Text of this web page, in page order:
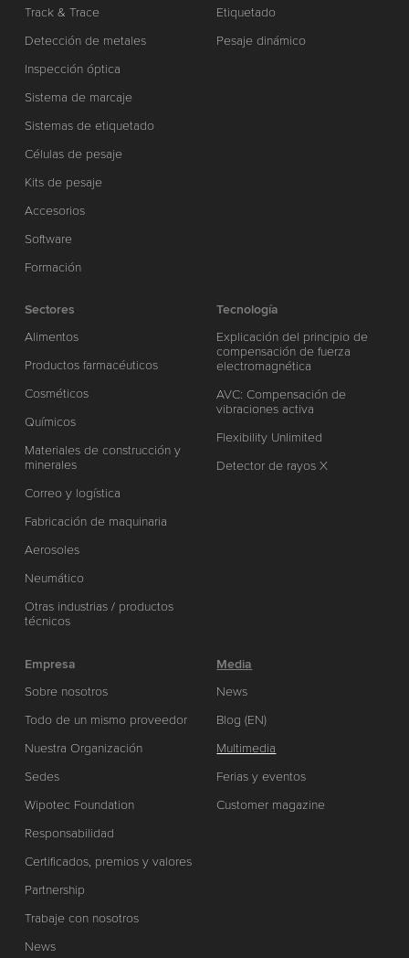
Track & Trace
Detección de metales
Inspección óptica
Sistema de marcaje
Sistemas de etiquetado
Células de pesaje
Kits de pesaje
Accesorios
Software
Formación
Etiquetado
Pesaje dinámico
Sectores
Alimentos
Productos farmacéuticos
Cosméticos
Químicos
Materiales de construcción y
minerales
Correo y logística
Fabricación de maquinaria
Aerosoles
Neumático
Otras industrias / productos
técnicos
Tecnología
Explicación del principio de
compensación de fuerza
electromagnética
AVC: Compensación de
vibraciones activa
Flexibility Unlimited
Detector de rayos X
Empresa
Sobre nosotros
Todo de un mismo proveedor
Nuestra Organización
Sedes
Wipotec Foundation
Responsabilidad
Certificados, premios y valores
Partnership
Trabaje con nosotros
News
Media
News
Blog (EN)
Multimedia
Ferias y eventos
Customer magazine